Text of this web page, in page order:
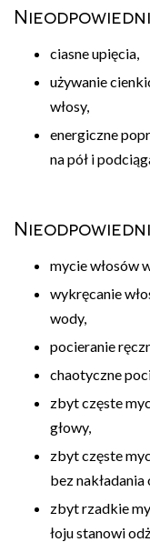
ciasne upięcia,
używanie
włosy,
energiczne
na pół i
mycie włosów
wykręcanie
wody,
pocieranie
chaotyczne
zbyt częste
głowy,
zbyt częste
bez
zbyt rzadkie
łoju stanowi